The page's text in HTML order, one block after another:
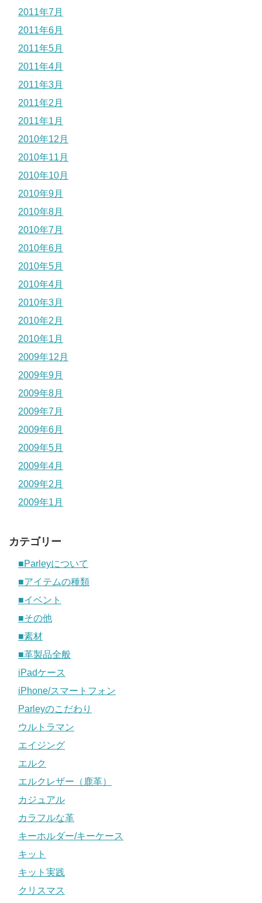
2011年7月
2011年6月
2011年5月
2011年4月
2011年3月
2011年2月
2011年1月
2010年12月
2010年11月
2010年10月
2010年9月
2010年8月
2010年7月
2010年6月
2010年5月
2010年4月
2010年3月
2010年2月
2010年1月
2009年12月
2009年9月
2009年8月
2009年7月
2009年6月
2009年5月
2009年4月
2009年2月
2009年1月
カテゴリー
■Parleyについて
■アイテムの種類
■イベント
■その他
■素材
■革製品全般
iPadケース
iPhone/スマートフォン
Parleyのこだわり
ウルトラマン
エイジング
エルク
エルクレザー（鹿革）
カジュアル
カラフルな革
キーホルダー/キーケース
キット
キット実践
クリスマス